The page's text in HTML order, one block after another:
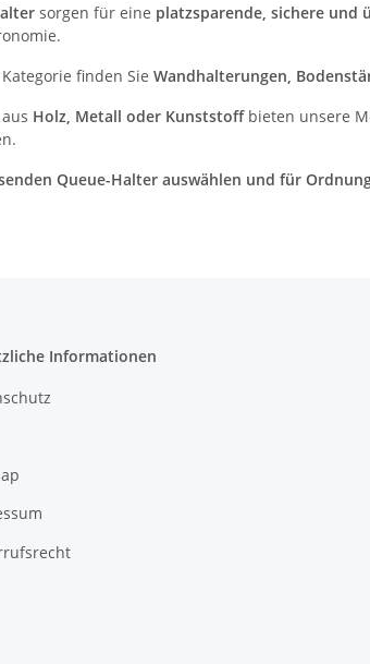
sorgen für eine platzsparende, sichere und
finden Sie Wandhalterungen,
Holz, Metall oder Kunststoffbieten unsere
Queue-Halter auswählen und für
Informationen